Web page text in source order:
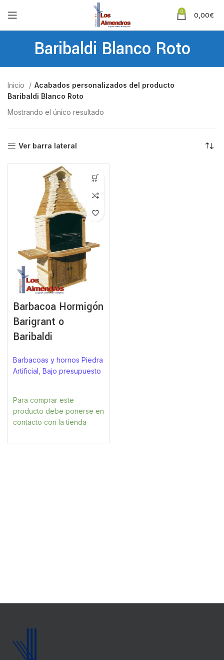
0 0,00€
Baribaldi Blanco Roto
Inicio
Acabados personalizados del producto
Baribaldi Blanco Roto
Mostrando el único resultado
Ver barra lateral
Barbacoa Hormigón
Barigrant o
Baribaldi
Barbacoas y hornos Piedra
Artificial Bajo presupuesto
Para comprar este
producto debe ponerse en
contacto con la tienda